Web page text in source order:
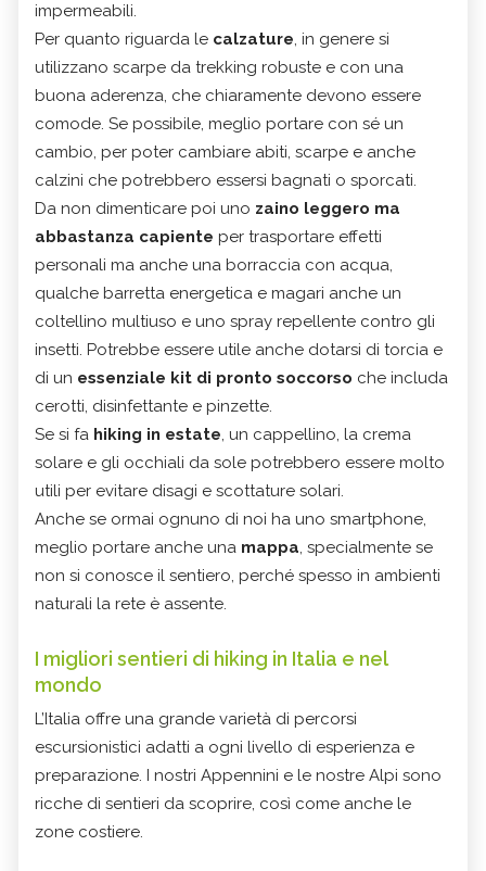
impermeabili.
Per quanto riguarda le calzature, in genere si
utilizzano scarpe da trekking robuste e con una
buona aderenza, che chiaramente devono essere
comode. Se possibile, meglio portare con sé un
cambio, per poter cambiare abiti, scarpe e anche
calzini che potrebbero essersi bagnati o sporcati.
Da non dimenticare poi uno zaino leggero ma
abbastanza capiente per trasportare effetti
personali ma anche una borraccia con acqua,
qualche barretta energetica e magari anche un
coltellino multiuso e uno spray repellente contro gli
insetti. Potrebbe essere utile anche dotarsi di torcia e
di un essenziale kit di pronto soccorso che includa
cerotti, disinfettante e pinzette.
Se si fa hiking in estate, un cappellino, la crema
solare e gli occhiali da sole potrebbero essere molto
utili per evitare disagi e scottature solari.
Anche se ormai ognuno di noi ha uno smartphone,
meglio portare anche una mappa, specialmente se
non si conosce il sentiero, perché spesso in ambienti
naturali la rete è assente.
I migliori sentieri di hiking in Italia e nel
mondo
L’Italia offre una grande varietà di percorsi
escursionistici adatti a ogni livello di esperienza e
preparazione. I nostri Appennini e le nostre Alpi sono
ricche di sentieri da scoprire, così come anche le
zone costiere.